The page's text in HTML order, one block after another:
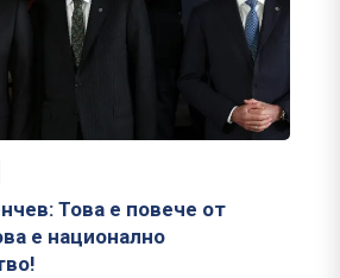
Това е повече от
е национално